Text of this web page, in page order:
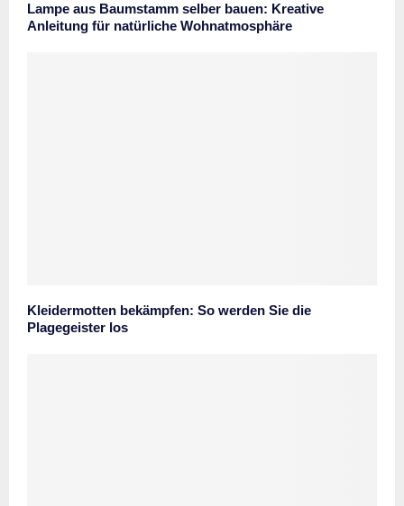
Lampe aus Baumstamm selber bauen: Kreative
Anleitung für natürliche Wohnatmosphäre
Kleidermotten bekämpfen: So werden Sie die
Plagegeister los